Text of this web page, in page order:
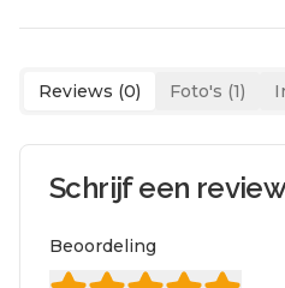
Reviews (0) Foto's (1)
Schrijf een
Beoordeling